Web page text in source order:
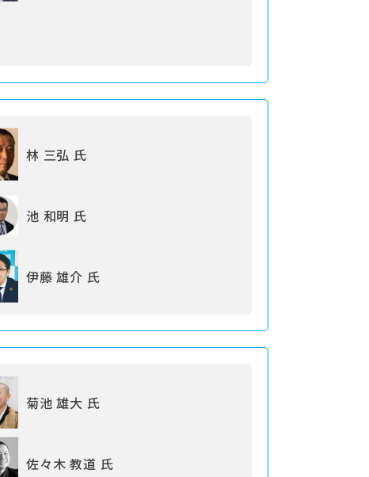
林 三弘 氏
池 和明 氏
伊藤 雄介 氏
菊池 雄大 氏
佐々木 教道 氏